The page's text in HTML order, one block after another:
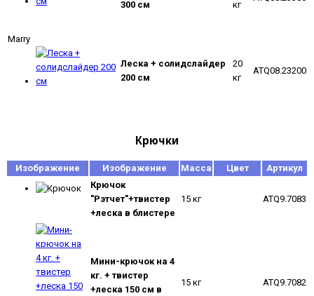
300 см
кг
Marry
Леска + солидслайдер
200 см
20
кг
ATQ08.23200
Крючки
Изображение Изображение Масса Цвет
Артикул
Крючок
"Рэтчет"+твистер
+леска в блистере
15 кг ATQ9.7083
Мини-крючок на 4
кг. + твистер
+леска 150 см в
15 кг ATQ9.7082